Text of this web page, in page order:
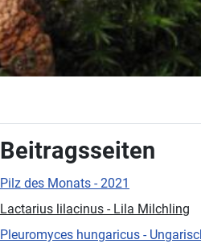
Beitragsseiten
Pilz des Monats - 2021
Lactarius lilacinus - Lila Milchling
Pleuromyces hungaricus -